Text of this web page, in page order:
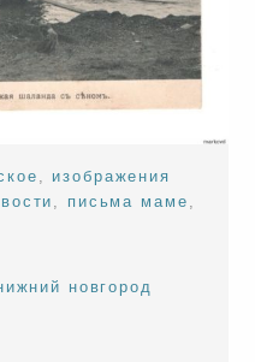
изображения
письма маме
новгород